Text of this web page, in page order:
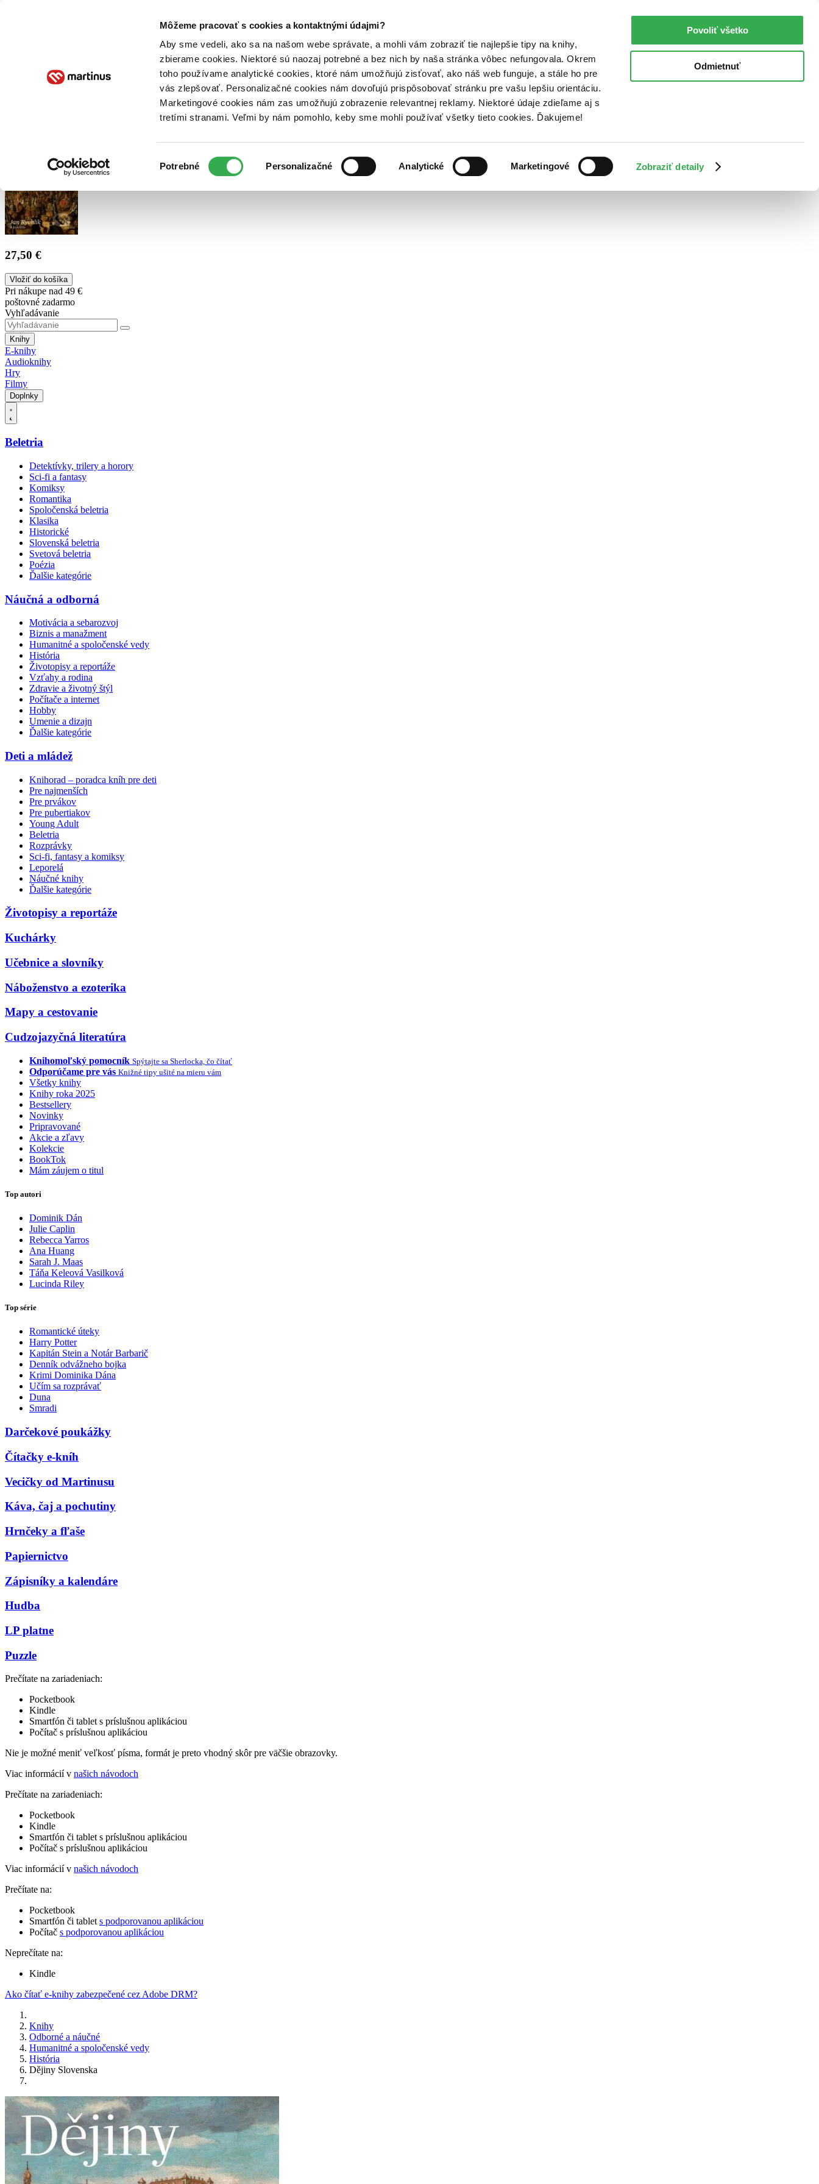
Môžeme pracovať s cookies a kontaktnými údajmi?
Aby sme vedeli, ako sa na našom webe správate, a mohli vám zobraziť tie najlepšie tipy na knihy,
zbierame cookies. Niektoré sú naozaj potrebné a bez nich by naša stránka vôbec nefungovala. Okrem
toho používame analytické cookies, ktoré nám umožňujú zisťovať, ako náš web funguje, a stále ho pre
vás zlepšovať. Personalizačné cookies nám dovoľujú prispôsobovať stránku pre vašu lepšiu orientáciu.
Marketingové cookies nám zas umožňujú zobrazenie relevantnej reklamy. Niektoré údaje zdieľame aj s
tretími stranami. Veľmi by nám pomohlo, keby sme mohli používať všetky tieto cookies. Ďakujeme!
súhlasu
Potrebné Personalizačné Analytické Marketingové Zobraziť detaily
Povoliť všetko
Odmietnuť
Poukážky Kontakt
27,50 €
Vložiť do košíka
Pri nákupe nad 49 €
poštovné zadarmo
Vyhľadávanie
Knihy
E-knihy
Audioknihy
Hry
Filmy
Doplnky
Beletria
Detektívky, trilery a horory
Sci-fi a fantasy
Komiksy
Romantika
Spoločenská beletria
Klasika
Historické
Slovenská beletria
Svetová beletria
Poézia
Ďalšie kategórie
Náučná a odborná
Motivácia a sebarozvoj
Biznis a manažment
Humanitné a spoločenské vedy
História
Životopisy a reportáže
Vzťahy a rodina
Zdravie a životný štýl
Počítače a internet
Hobby
Umenie a dizajn
Ďalšie kategórie
Deti a mládež
Knihorad – poradca kníh pre deti
Pre najmenších
Pre prvákov
Pre pubertiakov
Young Adult
Beletria
Rozprávky
Sci-fi, fantasy a komiksy
Leporelá
Náučné knihy
Ďalšie kategórie
Životopisy a reportáže
Kuchárky
Učebnice a slovníky
Náboženstvo a ezoterika
Mapy a cestovanie
Cudzojazyčná literatúra
Knihomoľský pomocník Spýtajte sa Sherlocka, čo čítať
Odporúčame pre vás Knižné tipy ušité na mieru vám
Všetky knihy
Knihy roka 2025
Bestsellery
Novinky
Pripravované
Akcie a zľavy
Kolekcie
BookTok
Mám záujem o titul
Top autori
Dominik Dán
Julie Caplin
Rebecca Yarros
Ana Huang
Sarah J. Maas
Táňa Keleová Vasilková
Lucinda Riley
Top série
Romantické úteky
Harry Potter
Kapitán Stein a Notár Barbarič
Denník odvážneho bojka
Krimi Dominika Dána
Učím sa rozprávať
Duna
Smradi
Darčekové poukážky
Čítačky e-kníh
Vecičky od Martinusu
Káva, čaj a pochutiny
Hrnčeky a fľaše
Papiernictvo
Zápisníky a kalendáre
Hudba
LP platne
Puzzle
Prečítate na zariadeniach:
Pocketbook
Kindle
Smartfón či tablet s príslušnou aplikáciou
Počítač s príslušnou aplikáciou
Nie je možné meniť veľkosť písma, formát je preto vhodný skôr pre väčšie obrazovky.
Viac informácií v našich návodoch
Prečítate na zariadeniach:
Pocketbook
Kindle
Smartfón či tablet s príslušnou aplikáciou
Počítač s príslušnou aplikáciou
Viac informácií v našich návodoch
Prečítate na:
Pocketbook
Smartfón či tablet s podporovanou aplikáciou
Počítač s podporovanou aplikáciou
Neprečítate na:
Kindle
Ako čítať e-knihy zabezpečené cez Adobe DRM?
Knihy
Odborné a náučné
Humanitné a spoločenské vedy
História
Dějiny Slovenska